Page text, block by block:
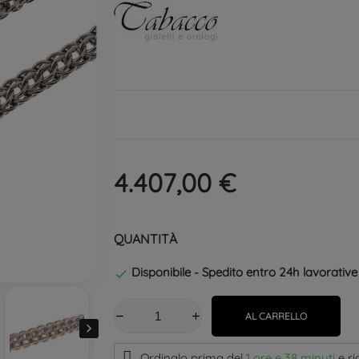

4.407,00 €
QUANTITÀ
 Disponibile - Spedito entro 24h lavorative
AL CARRELLO